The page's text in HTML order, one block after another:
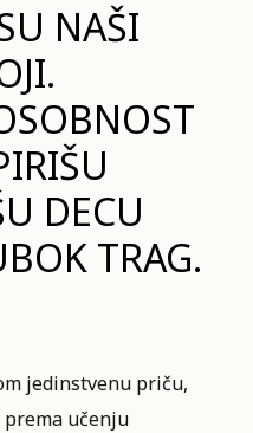
NAŠI
DECU
TRAG.
jedinstvenu priču,
učenju